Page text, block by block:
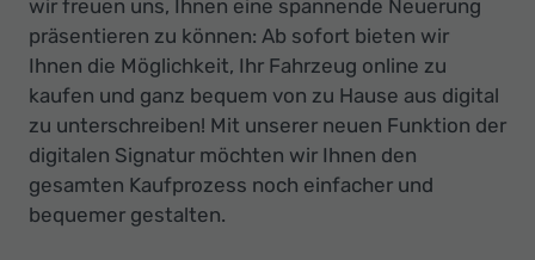
-
Ihr
Innovatives
Autohaus
wir freuen uns, Ihnen eine spannende Neuerung
präsentieren zu können: Ab sofort bieten wir
Ihnen die Möglichkeit, Ihr Fahrzeug online zu
kaufen und ganz bequem von zu Hause aus digital
zu unterschreiben! Mit unserer neuen Funktion der
digitalen Signatur möchten wir Ihnen den
gesamten Kaufprozess noch einfacher und
bequemer gestalten.